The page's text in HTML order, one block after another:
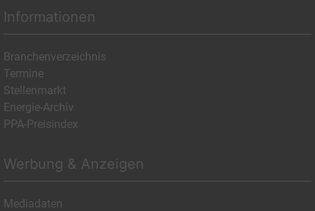
Informationen
Branchenverzeichnis
Termine
Stellenmarkt
Energie-Archiv
PPA-Preisindex
Werbung & Anzeigen
Mediadaten